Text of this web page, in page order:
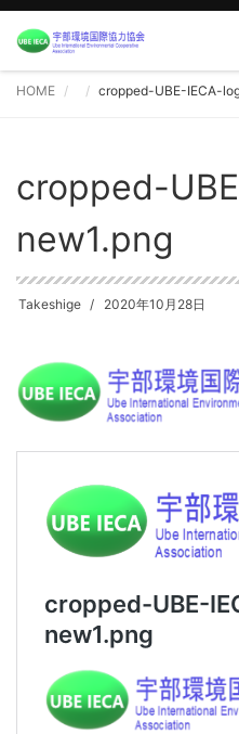
HOME cropped-UBE-IECA-
cropped-
new1.png
Takeshige 2020年10月28日